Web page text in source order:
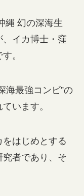
縄 幻の深海生
イカ博士・窪
。
海最強コンビ”の
います。
はじめとする
者であり、そ